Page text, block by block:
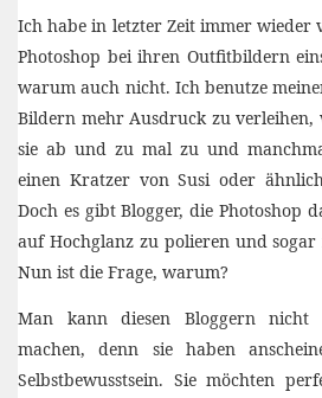
Ich habe in letzter Zeit immer wieder
Photoshop bei ihren Outfitbildern
warum auch nicht. Ich benutze
Bildern mehr Ausdruck zu verleihen,
sie ab und zu mal zu und
einen Kratzer von Susi oder
Doch es gibt Blogger, die Photoshop
auf Hochglanz zu polieren und
Nun ist die Frage, warum?
Man kann diesen Bloggern nicht
machen, denn sie haben
Selbstbewusstsein. Sie möchten